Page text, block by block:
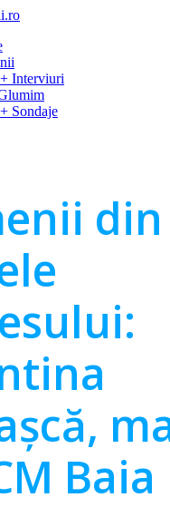
Interviuri
Sondaje
din